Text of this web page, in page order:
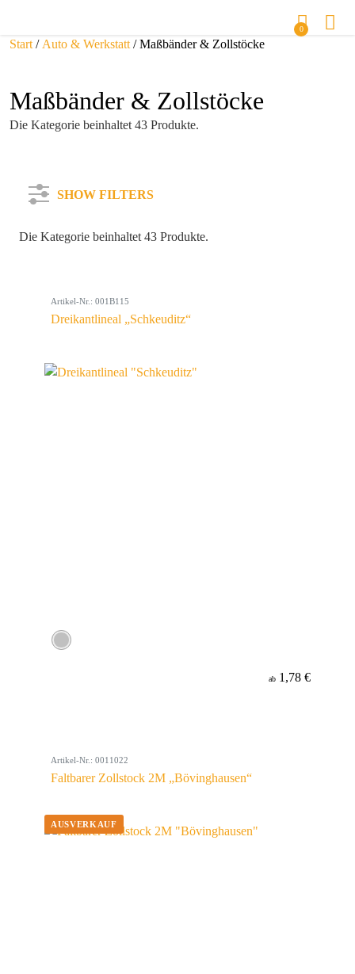
0
Start / Auto & Werkstatt / Maßbänder & Zollstöcke
Maßbänder & Zollstöcke
Die Kategorie beinhaltet 43 Produkte.
SHOW FILTERS
Farbe
Die Kategorie beinhaltet 43 Produkte.
Artikel-Nr.: 001B115
Dreikantlineal „Schkeuditz“
ab 1,78 €
Artikel-Nr.: 0011022
Faltbarer Zollstock 2M „Bövinghausen“